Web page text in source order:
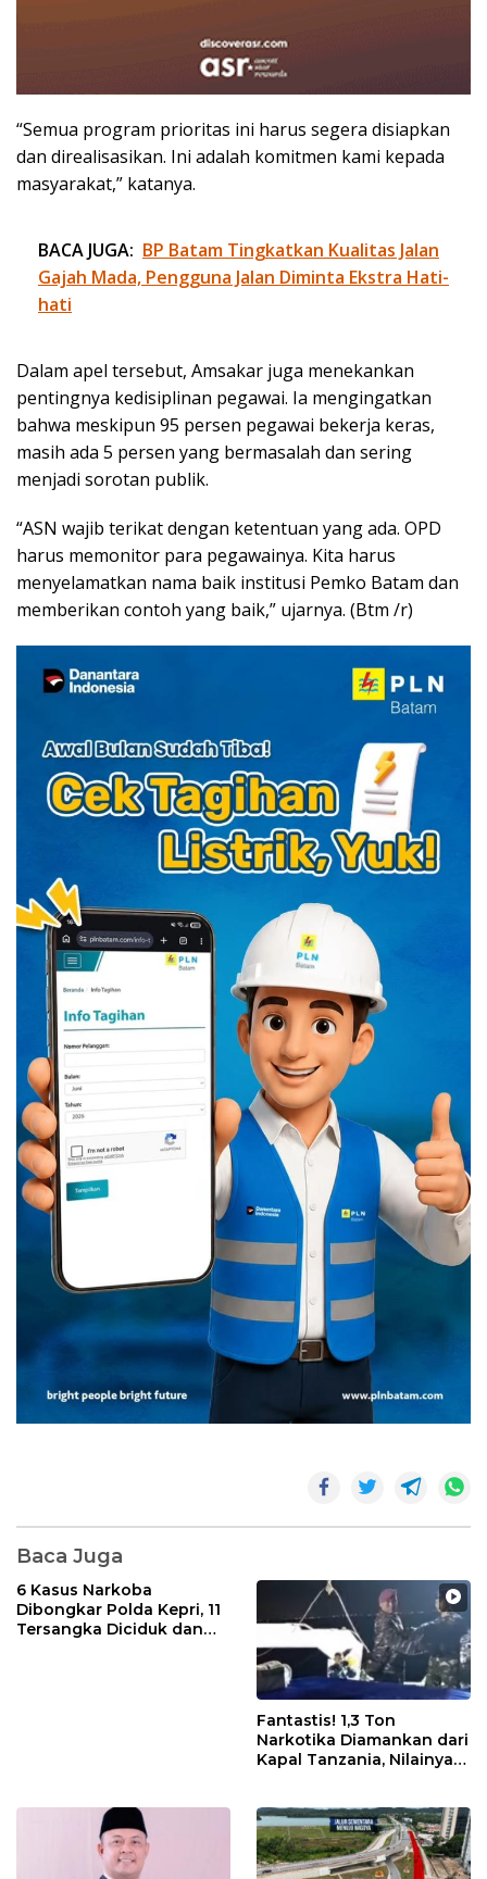
“Semua program prioritas ini harus segera disiapkan
dan direalisasikan. Ini adalah komitmen kami kepada
masyarakat,” katanya.
BACA JUGA: BP Batam Tingkatkan Kualitas Jalan
Gajah Mada, Pengguna Jalan Diminta Ekstra Hati-
hati
Dalam apel tersebut, Amsakar juga menekankan
pentingnya kedisiplinan pegawai. Ia mengingatkan
bahwa meskipun 95 persen pegawai bekerja keras,
masih ada 5 persen yang bermasalah dan sering
menjadi sorotan publik.
“ASN wajib terikat dengan ketentuan yang ada. OPD
harus memonitor para pegawainya. Kita harus
menyelamatkan nama baik institusi Pemko Batam dan
memberikan contoh yang baik,” ujarnya. (Btm /r)
Baca Juga
6 Kasus Narkoba
Dibongkar Polda Kepri, 11
Tersangka Diciduk dan
Fantastis! 1,3 Ton
Narkotika Diamankan dari
Kapal Tanzania, Nilainya